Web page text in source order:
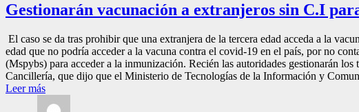
Gestionarán vacunación a extranjeros sin C.I
El caso se da tras prohibir que una extranjera de la tercera edad acceda a la
edad que no podría acceder a la vacuna contra el covid-19 en el país, por no
(Mspybs) para acceder a la inmunización. Recién las autoridades gestionarán
Cancillería, que dijo que el Ministerio de Tecnologías de la Información y
Leer más